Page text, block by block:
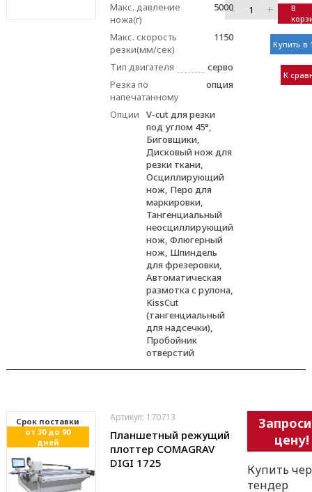
Макс. давление
ножа(г)
5000
Макс. скорость
резки(мм/сек)
1150
Тип двигателя
серво
Резка по
напечатанному
опция
Опции
V-cut для резки
под углом 45°,
Биговщики,
Дисковый нож для
резки ткани,
Осциллирующий
нож, Перо для
маркировки,
Тангенциальный
неосциллирующий
нож, Флюгерный
нож, Шпиндель
для фрезеровки,
Автоматическая
размотка с рулона,
KissCut
(тангенциальный
для надсечки),
Пробойник
отверстий
–
+
В
Купить в
К
Cрок поставки
от 30 до 90
дней
Артикул: 170713
Планшетный режущий
плоттер COMAGRAV
DIGI 1725
цену!
Купить
тендер